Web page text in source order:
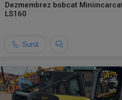
Dezmembrez bobcat
LS160
Sună